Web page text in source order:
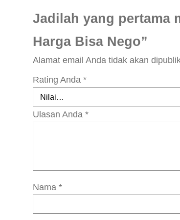
Jadilah yang pertama
Harga Bisa Nego”
Alamat email Anda tidak akan
Rating Anda*
Ulasan Anda*
Nama*